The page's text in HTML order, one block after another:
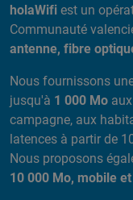
holaWifiest un
Communauté
antenne, fibre
Nous fournissons
jusqu'à 1 000 Mo
campagne, aux
latences à partir de
Nous proposons
10 000 Mo, mobile